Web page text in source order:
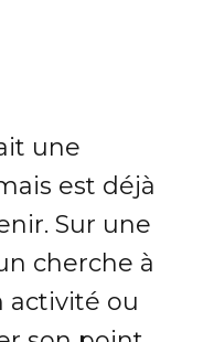
une
est déjà
Sur une
cherche à
activité ou